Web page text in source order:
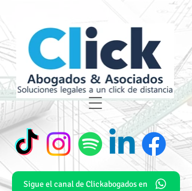
Sigue el canal de Clickabogados en